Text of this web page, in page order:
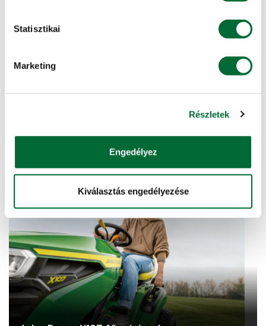
Statisztikai
Marketing
Részletek
Engedélyez
Kiválasztás engedélyezése
és opciós tartozékok gazdag választékával az X100
További info, ajánlatkérés »
KIEMELT AJÁNLAT